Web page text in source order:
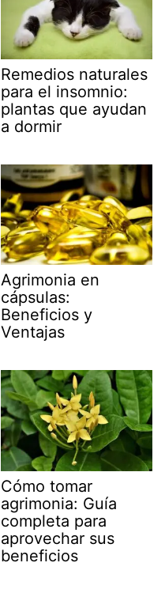
Remedios naturales
para el insomnio:
plantas que ayudan
a dormir
Agrimonia en
cápsulas:
Beneficios y
Ventajas
Cómo tomar
agrimonia: Guía
completa para
aprovechar sus
beneficios